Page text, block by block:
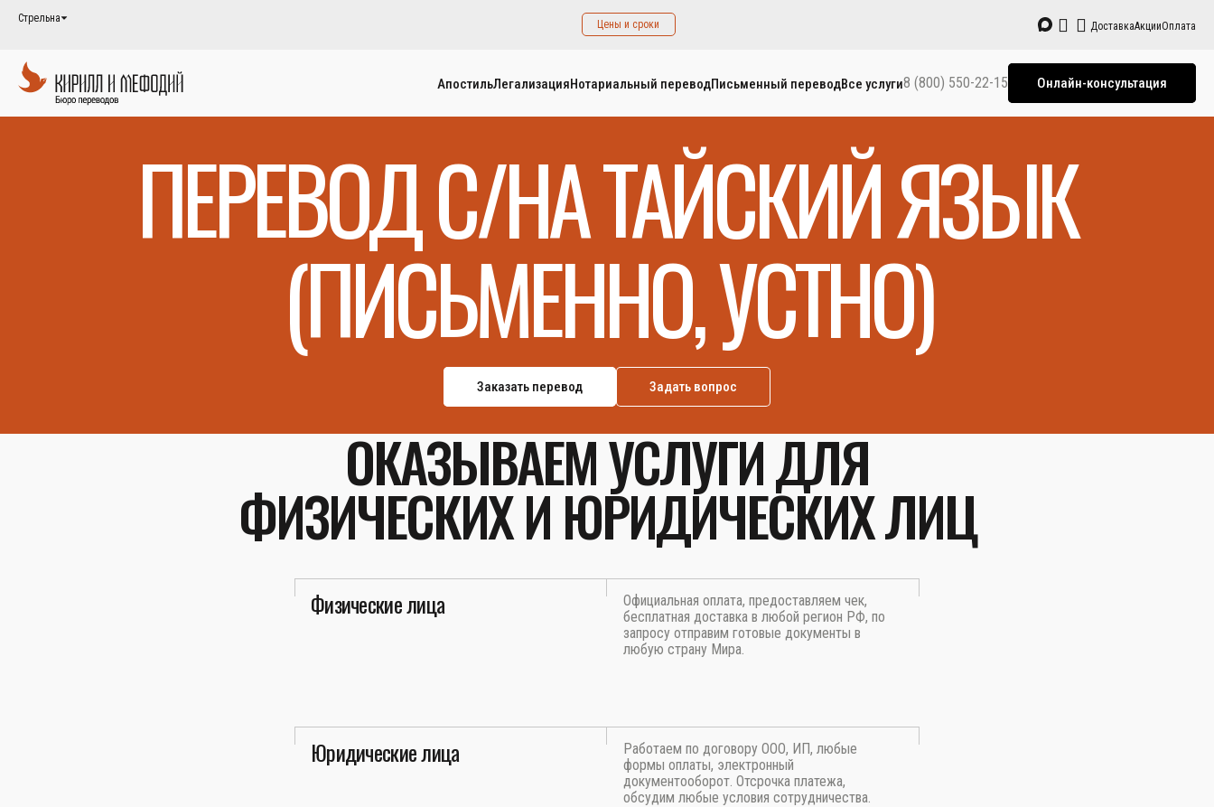
Стрельна Цены и сроки ДоставкаАкцииОплата
АпостильЛегализацияНотариальный переводПисьменный переводВсе услуги8 (800) 550-22-15 Онлайн-консультация
ПЕРЕВОД С/НА ТАЙСКИЙ ЯЗЫК
(ПИСЬМЕННО, УСТНО)
Заказать перевод Задать вопрос
ОКАЗЫВАЕМ УСЛУГИ ДЛЯ
ФИЗИЧЕСКИХ И ЮРИДИЧЕСКИХ ЛИЦ
Физические лица
Официальная оплата, предоставляем чек,
бесплатная доставка в любой регион РФ, по
запросу отправим готовые документы в
любую страну Мира.
Юридические лица
Работаем по договору ООО, ИП, любые
формы оплаты, электронный
документооборот. Отсрочка платежа,
обсудим любые условия сотрудничества.